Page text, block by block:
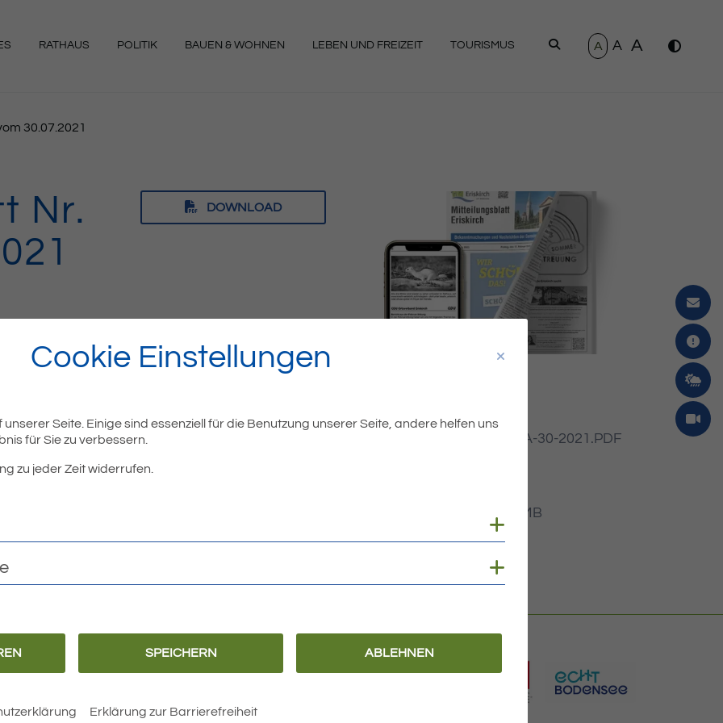
RATHAUS POLITIK BAUEN & WOHNEN LEBEN UND FREIZEIT TOURISMUS SUCHEN
A A A
30.07.2021
Nr.
DOWNLOAD
MIBLA-30-2021.PDF
4.29 MB
Barrierefreiheit
Barrierefreiheit
Cookie Einstellungen
Seite. Einige sind essenziell für die Benutzung unserer Seite, andere helfen uns
für Sie zu verbessern.
zu jeder Zeit widerrufen.
Cookies anzeigen
SPEICHERN ABLEHNEN
Erklärung zur Barrierefreiheit